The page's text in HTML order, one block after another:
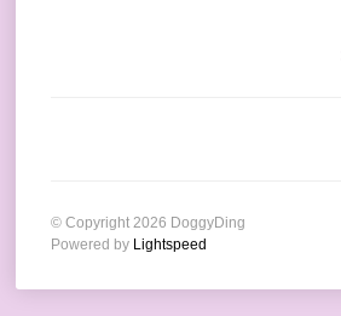
© Copyright 2026 DoggyDing
Powered by Lightspeed